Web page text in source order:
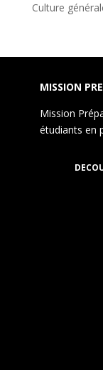
Culture
MISSION
Mission
étudiants en